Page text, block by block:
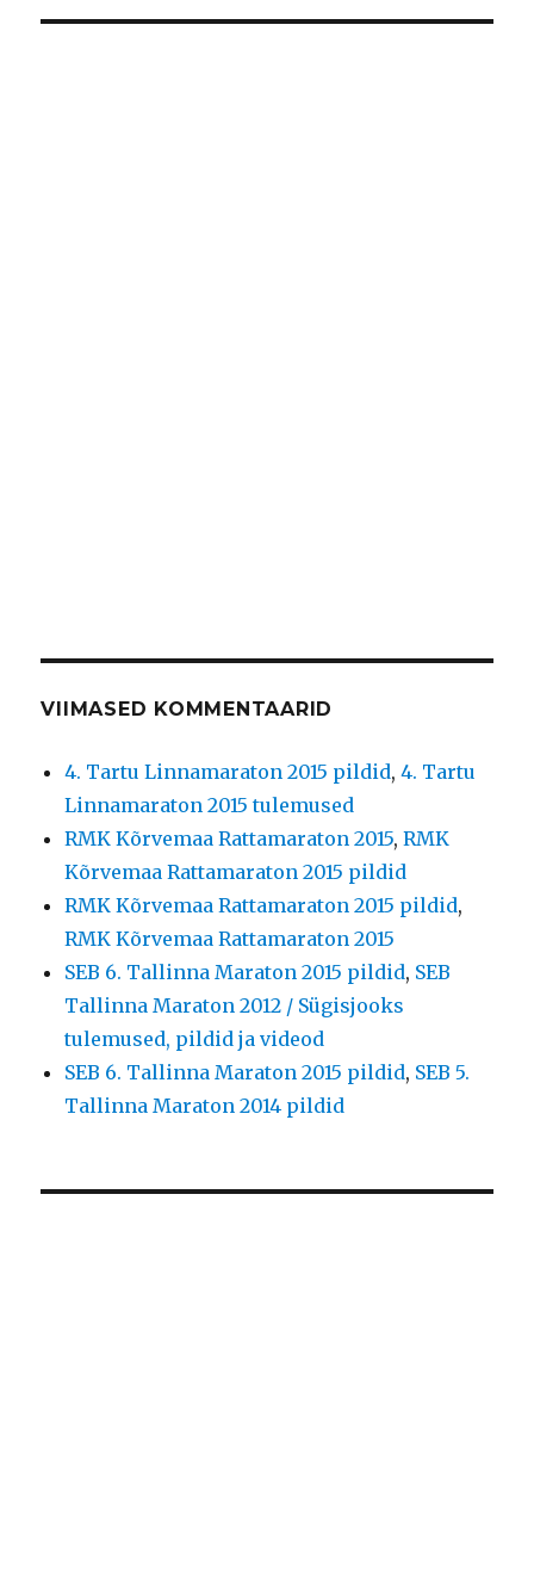
VIIMASED KOMMENTAARID
4. Tartu Linnamaraton 2015 pildid,4. Tartu
Linnamaraton 2015 tulemused
RMK Kõrvemaa Rattamaraton 2015,RMK
Kõrvemaa Rattamaraton 2015 pildid
RMK Kõrvemaa Rattamaraton 2015 pildid,
RMK Kõrvemaa Rattamaraton 2015
SEB 6. Tallinna Maraton 2015 pildid, SEB
Tallinna Maraton 2012 / Sügisjooks
tulemused, pildid ja videod
SEB 6. Tallinna Maraton 2015 pildid, SEB 5.
Tallinna Maraton 2014 pildid